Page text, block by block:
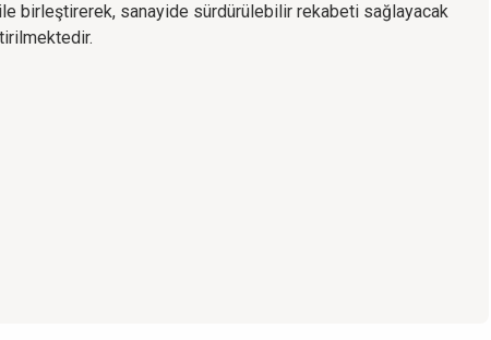
birleştirerek, sanayide sürdürülebilir rekabeti sağlayacak